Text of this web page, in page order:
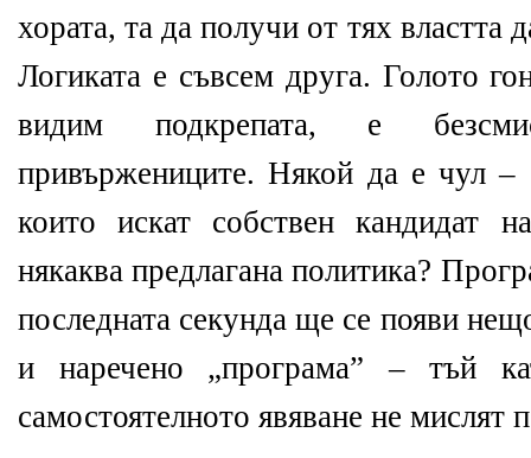
хората, та да получи от тях властта
Логиката е съвсем друга. Голото
видим подкрепата, е
привържениците. Някой да е чул
които искат собствен кандидат
някаква предлагана политика?
последната секунда ще се появи
и наречено „програма” – тъй
самостоятелното явяване не мислят